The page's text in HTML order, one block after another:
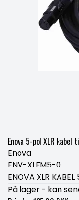
Enova 5-pol XLR kabel
Enova
ENV-XLFM5-0
ENOVA XLR KABEL
På lager - kan